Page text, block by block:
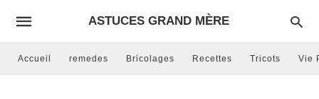
ASTUCES GRAND MÈRE
Accueil remedes Bricolages Recettes Tricots Vie